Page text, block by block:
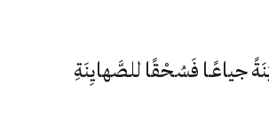
جياعًـا فَسُحْقًا للصَّهايِنَةِ